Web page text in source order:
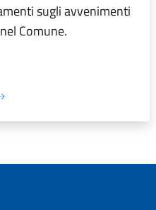
sugli avvenimenti
Comune.